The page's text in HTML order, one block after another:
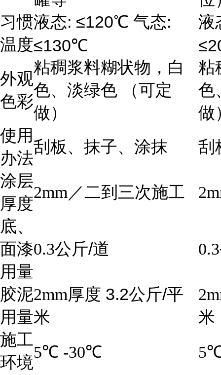
习惯
温度
液态: ≤120℃ 气态:
≤130℃
液
外观
色彩
粘稠浆料糊状物，白
色、淡绿色 （可定
做）
粘
色
做
使用
办法
刮板、抹子、涂抹
刮
涂层
厚度
2mm ／二到三次施工
底、
面漆
用量
0.3公斤/道 0.3
胶泥
用量
2mm厚度 3.2公斤/平
米
米
施工
环境
5℃ -30℃ 5